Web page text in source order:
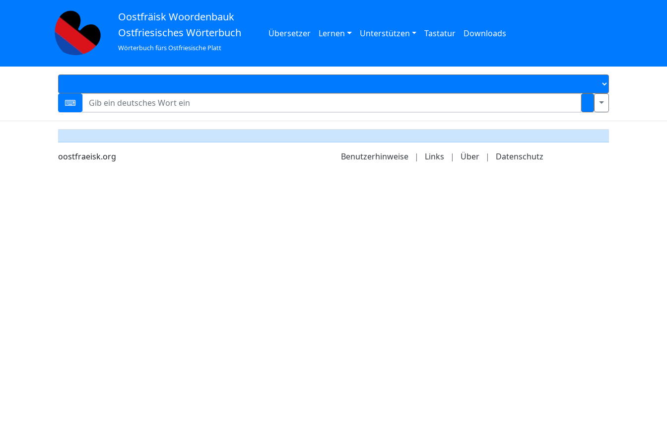
Oostfräisk Woordenbauk
Ostfriesisches Wörterbuch
Wörterbuch fürs Ostfriesische Platt
Übersetzer Lernen Unterstützen Tastatur Downloads
oostfraeisk.org Benutzerhinweise | Links | Über | Datenschutz